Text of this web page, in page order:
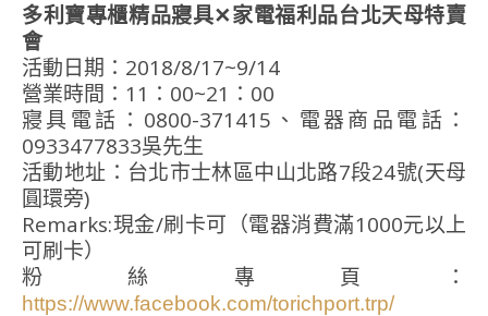
多利寶專櫃精品寢具✕家電福利品台北天母特賣
會
活動日期：2018/8/17~9/14
營業時間：11：00~21：00
寢具電話：0800-371415、電器商品電話：
0933477833吳先生
活動地址：台北市士林區中山北路7段24號(天母
圓環旁)
Remarks:現金/刷卡可（電器消費滿1000元以上
可刷卡）
粉絲專頁：
https://www.facebook.com/torichport.trp/